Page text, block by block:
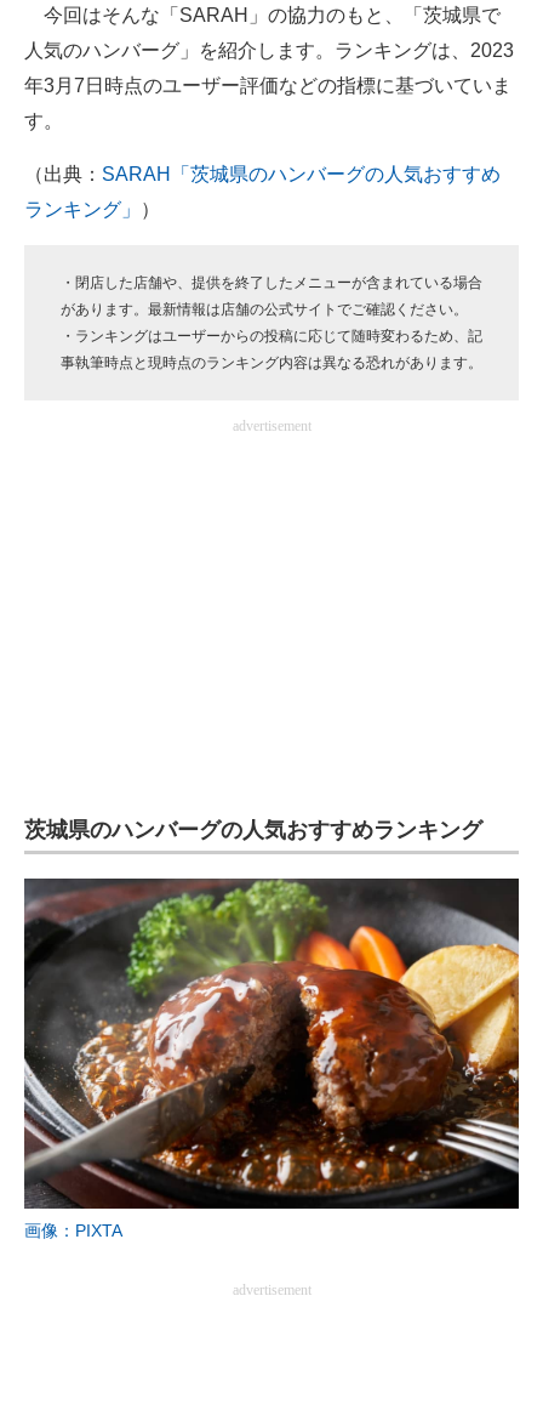
AI活用のいまが分かる
企業ITのトレンドを詳説
マーケ×ITの今がよく分かる
企業向けIT製品の総合サイト
IT製品の技術・比較・事例
今回はそんな「SARAH」の協力のもと、「茨城県で
人気のハンバーグ」を紹介します。ランキングは、2023
年3月7日時点のユーザー評価などの指標に基づいていま
す。
（出典： SARAH「茨城県のハンバーグの人気おすすめ
ランキング」
）
・閉店した店舗や、提供を終了したメニューが含まれている場合
があります。最新情報は店舗の公式サイトでご確認ください。
・ランキングはユーザーからの投稿に応じて随時変わるため、記
事執筆時点と現時点のランキング内容は異なる恐れがあります。
advertisement
茨城県のハンバーグの人気おすすめランキング
画像：PIXTA
advertisement